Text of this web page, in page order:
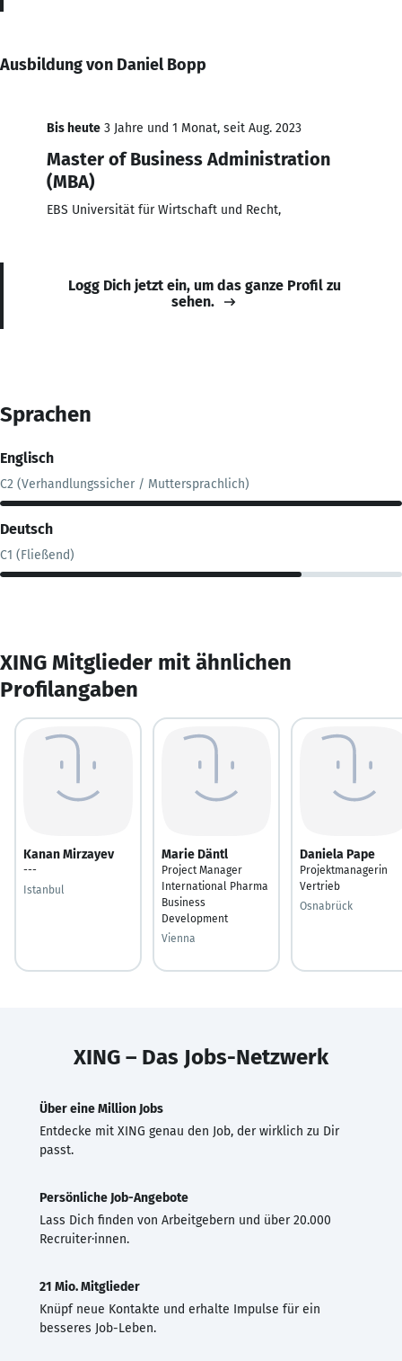
Ausbildung von Daniel Bopp
Bis heute 3 Jahre und 1 Monat, seit Aug. 2023
Master of Business Administration
(MBA)
EBS Universität für Wirtschaft und Recht,
Logg Dich jetzt ein, um das ganze Profil zu
sehen.
Sprachen
Englisch
C2 (Verhandlungssicher / Muttersprachlich)
Deutsch
C1 (Fließend)
XING Mitglieder mit ähnlichen
Profilangaben
Kanan Mirzayev
---
Istanbul
Marie Däntl
Project Manager
International Pharma
Business
Development
Vienna
Daniela Pape
Projektmanagerin
Vertrieb
Osnabrück
XING – Das Jobs-Netzwerk
Über eine Million Jobs
Entdecke mit XING genau den Job, der wirklich zu Dir
passt.
Persönliche Job-Angebote
Lass Dich finden von Arbeitgebern und über 20.000
Recruiter·innen.
21 Mio. Mitglieder
Knüpf neue Kontakte und erhalte Impulse für ein
besseres Job-Leben.